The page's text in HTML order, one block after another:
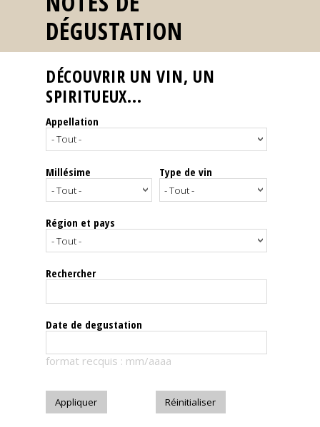
une
Reportages
Nos
Spiritueux
Notes
dégustation
Le
magazine
Télécharger
DÉGUSTATION
DÉCOUVRIR UN VIN, UN
SPIRITUEUX...
Appellation
Millésime Type de vin
Région et pays
Rechercher
Date de degustation
format recquis : mm/aaaa